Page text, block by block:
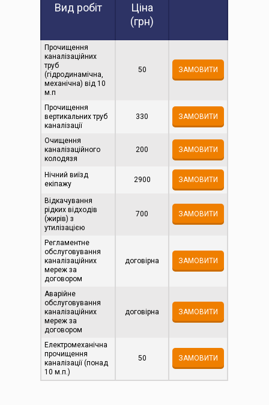
Вид робіт
Цiна
(грн)
Прочищення
каналізаційних
труб
(гідродинамічна,
механічна) від 10
м.п
50 ЗАМОВИТИ
Прочищення
вертикальних труб
каналізації
330 ЗАМОВИТИ
Очищення
каналізаційного
колодязя
200 ЗАМОВИТИ
Нічний виїзд
екіпажу
2900 ЗАМОВИТИ
Відкачування
рідких відходів
(жирів) з
утилізацією
700 ЗАМОВИТИ
Регламентне
обслуговування
каналізаційних
мереж за
договором
договірна ЗАМОВИТИ
Аварійне
обслуговування
каналізаційних
мереж за
договором
договірна ЗАМОВИТИ
Електромеханічна
прочищення
каналізації (понад
10 м.п.)
50 ЗАМОВИТИ